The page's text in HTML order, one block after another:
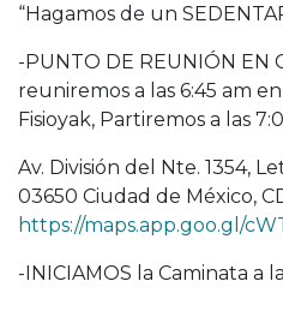
“Hagamos de un
-PUNTO DE REUNIÓN EN
reuniremos a las 6:45 am
Fisioyak, Partiremos a las
Av. División del Nte. 1354,
03650 Ciudad de México,
https://maps.app.goo.gl/
-INICIAMOS la Caminata a